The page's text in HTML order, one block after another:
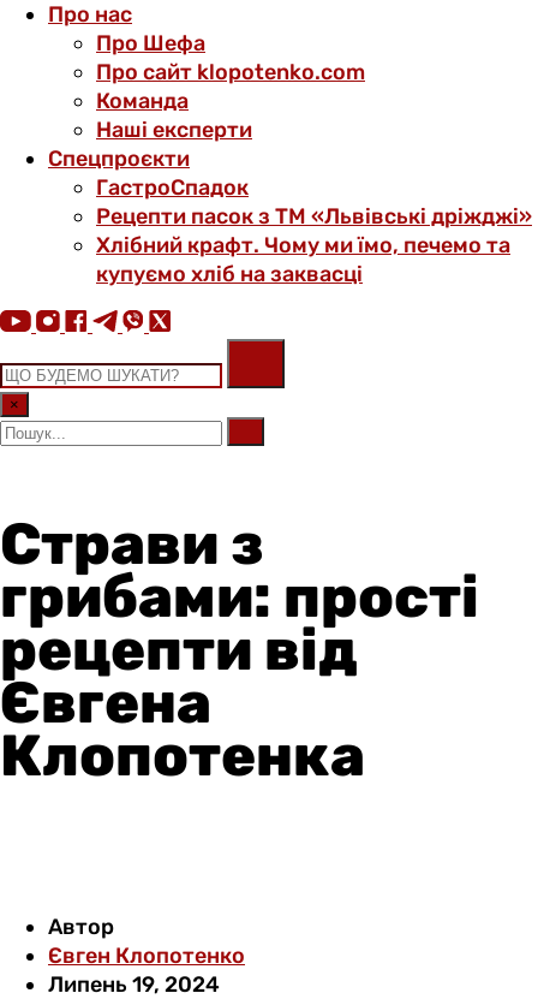
Про нас
Про Шефа
Про сайт klopotenko.com
Команда
Наші експерти
Спецпроєкти
ГастроСпадок
Рецепти пасок з ТМ «Львівські дріжджі»
Хлібний крафт. Чому ми їмо, печемо та
купуємо хліб на заквасці
×
Страви з
грибами: прості
рецепти від
Євгена
Клопотенка
Автор
Євген Клопотенко
Липень 19, 2024